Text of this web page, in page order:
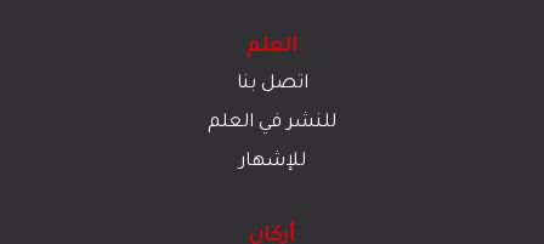
العلم
اتصل بنا
للنشر في العلم
للإشهار
أركان